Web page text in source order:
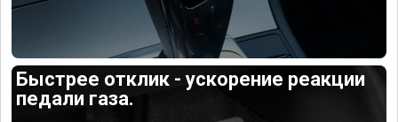
Быстрее отклик - ускорение реакции
педали газа.